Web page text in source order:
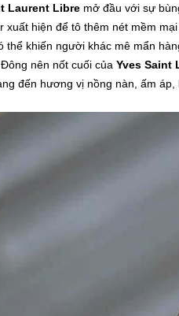
Laurent Libre mở đầu với sự
xuất hiện để tô thêm nét mềm
thể khiến người khác mê mẩn
nên nốt cuối của Yves Saint
đến hương vị nồng nàn, ấm áp,